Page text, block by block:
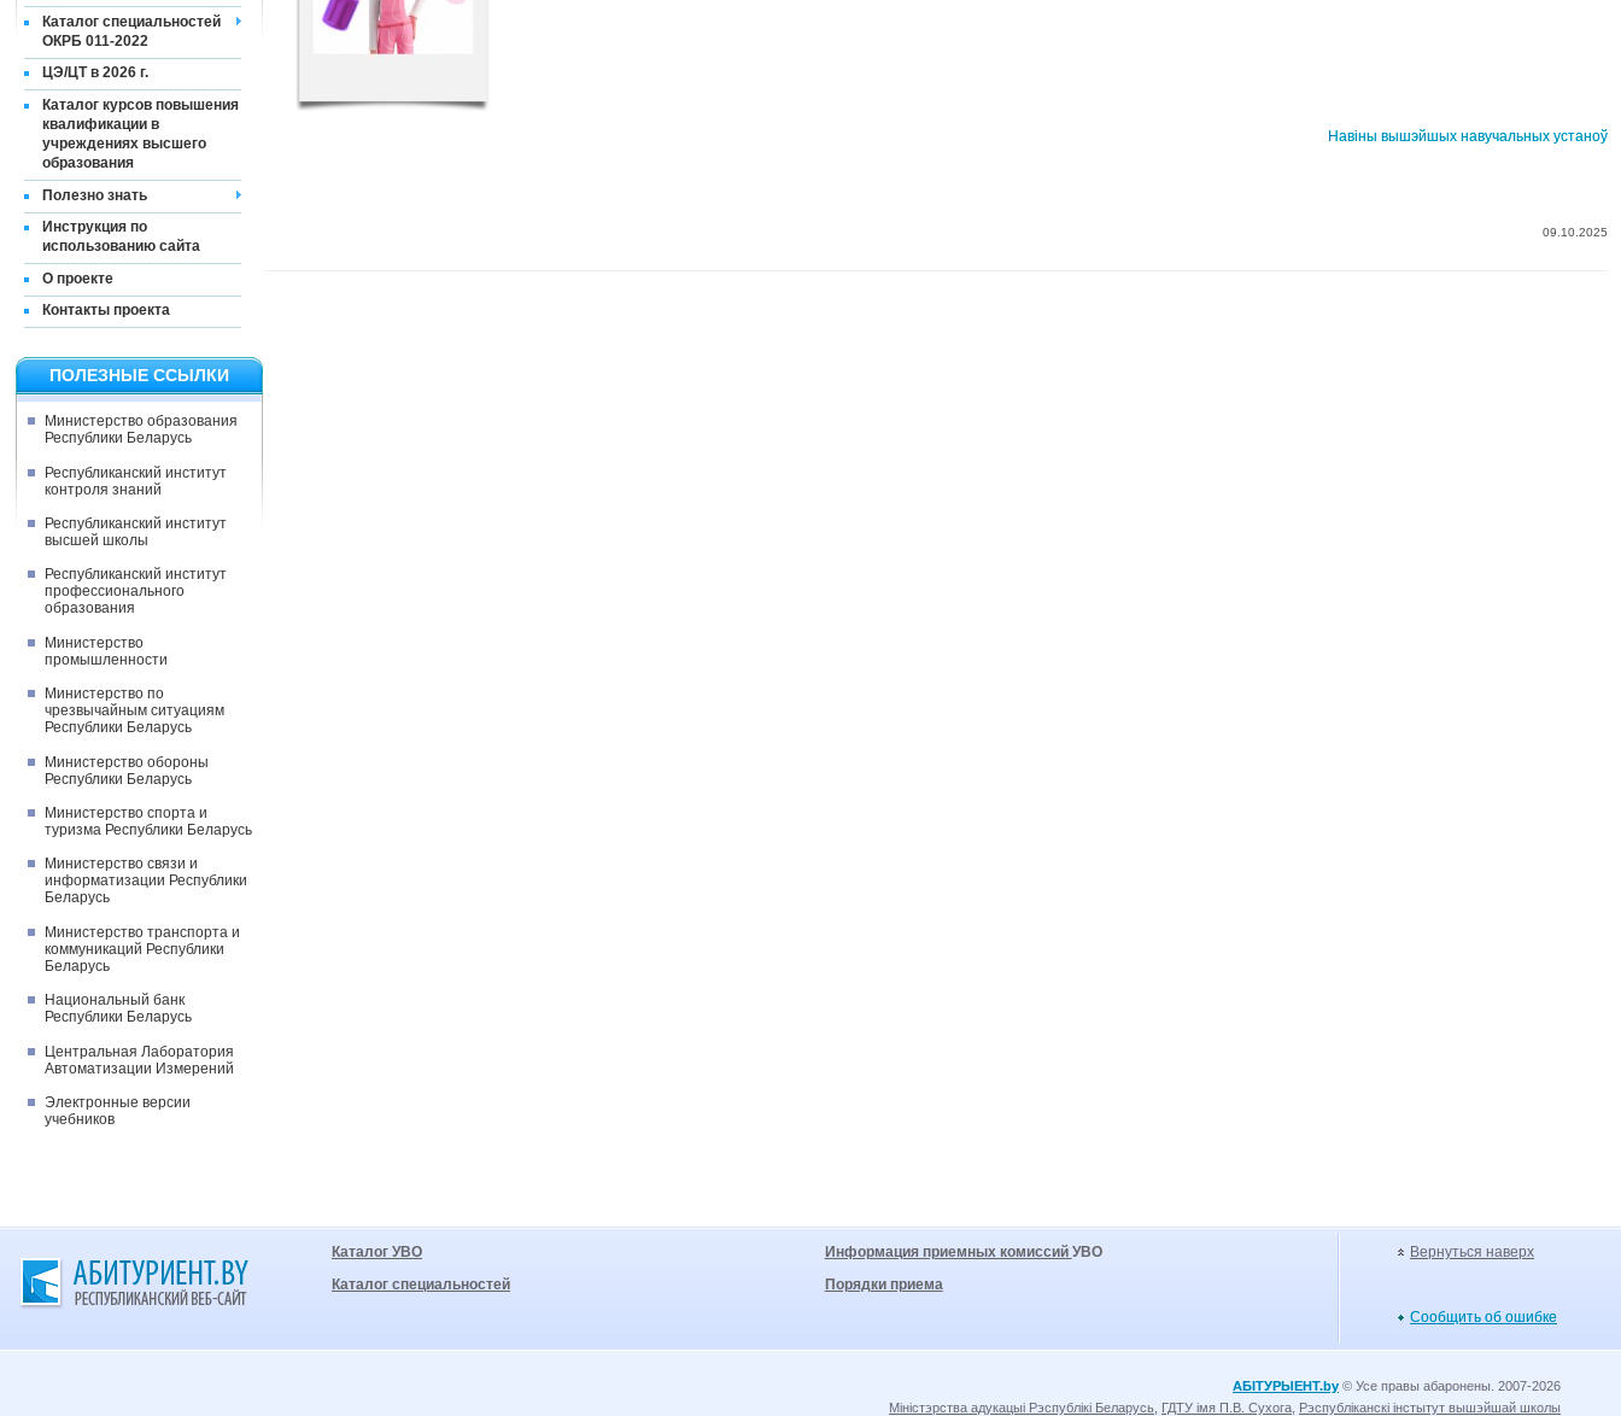
Каталог специальностей
ОКРБ 011-2022
ЦЭ/ЦТ в 2026 г.
Каталог курсов повышения
квалификации в
учреждениях высшего
образования
Полезно знать
Инструкция по
использованию сайта
О проекте
Контакты проекта
ПОЛЕЗНЫЕ ССЫЛКИ
Министерство образования
Республики Беларусь
Республиканский институт
контроля знаний
Республиканский институт
высшей школы
Республиканский институт
профессионального
образования
Министерство
промышленности
Министерство по
чрезвычайным ситуациям
Республики Беларусь
Министерство обороны
Республики Беларусь
Министерство спорта и
туризма Республики Беларусь
Министерство связи и
информатизации Республики
Беларусь
Министерство транспорта и
коммуникаций Республики
Беларусь
Национальный банк
Республики Беларусь
Центральная Лаборатория
Автоматизации Измерений
Электронные версии
учебников
Навіны вышэйшых навучальных устаноў
09.10.2025
Вернуться наверх
Сообщить об ошибке
Каталог УВО
Каталог специальностей
Информация приемных комиссий УВО
Порядки приема
АБІТУРЫЕНТ.by © Усе правы абаронены. 2007-2026
Міністэрства адукацыі Рэспублікі Беларусь
ГДТУ імя П.В. Сухога Рэспубліканскі інстытут вышэйшай школы